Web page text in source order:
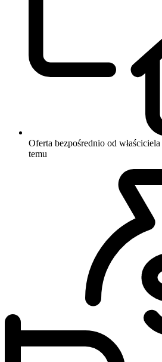
Oferta bezpośrednio od właściciela
temu